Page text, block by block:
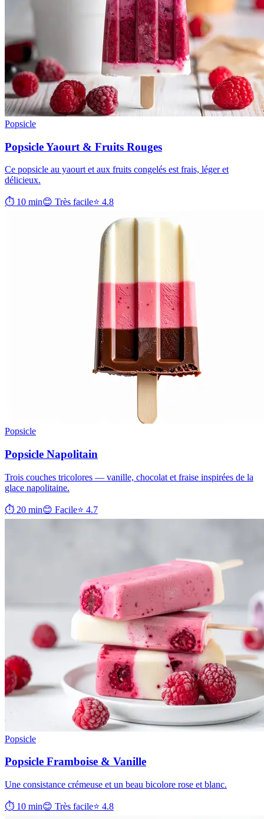
Popsicle
Popsicle Yaourt & Fruits Rouges
Ce popsicle au yaourt et aux fruits congelés est frais, léger et
délicieux.
⏱ 10 min😊 Très facile⭐ 4.8
Popsicle
Popsicle Napolitain
Trois couches tricolores — vanille, chocolat et fraise inspirées de la
glace napolitaine.
⏱ 20 min😊 Facile⭐ 4.7
Popsicle
Popsicle Framboise & Vanille
Une consistance crémeuse et un beau bicolore rose et blanc.
⏱ 10 min😊 Très facile⭐ 4.8